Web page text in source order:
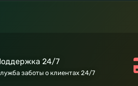
24/7
заботы о клиентах 24/7